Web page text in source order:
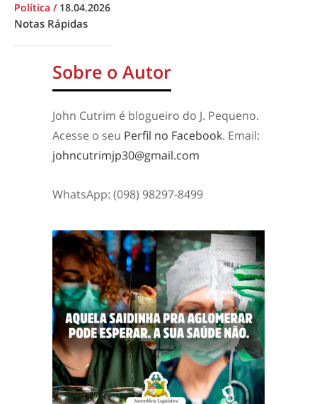
Política / 18.04.2026
Notas Rápidas
Sobre o Autor
John Cutrim é blogueiro do J. Pequeno.
Acesse o seu Perfil no Facebook. Email:
johncutrimjp30@gmail.com
WhatsApp: (098) 98297-8499